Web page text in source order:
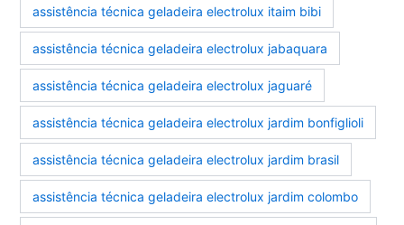
assistência técnica geladeira electrolux itaim bibi
assistência técnica geladeira electrolux jabaquara
assistência técnica geladeira electrolux jaguaré
assistência técnica geladeira electrolux jardim bonfiglioli
assistência técnica geladeira electrolux jardim brasil
assistência técnica geladeira electrolux jardim colombo